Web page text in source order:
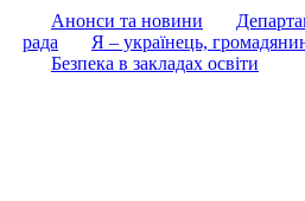
Анонси та новини
рада
Я – українець,
Безпека в закладах освіти